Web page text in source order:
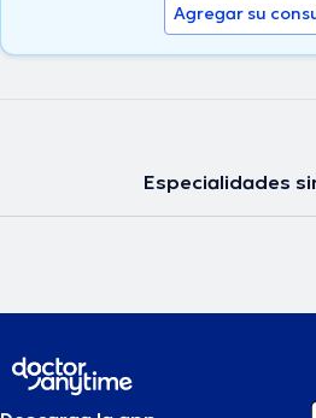
Agregar su
Especialidades